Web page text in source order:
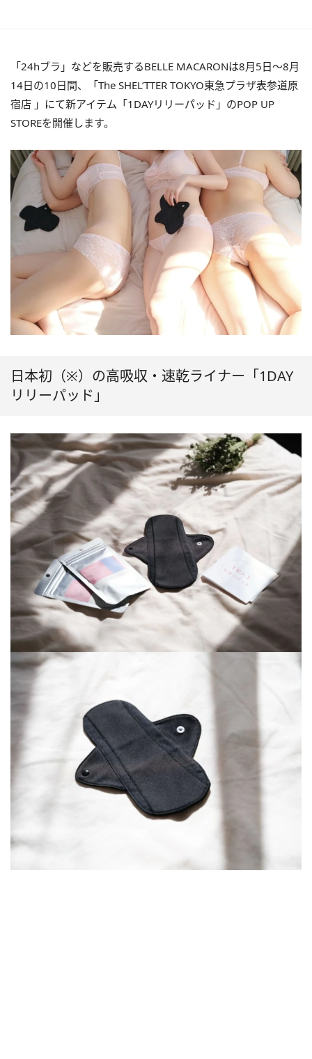
「24hブラ」などを販売するBELLE MACARONは8月5日～8月
14日の10日間、「The SHEL’TTER TOKYO東急プラザ表参道原
宿店 」にて新アイテム「1DAYリリーパッド」のPOP UP
STOREを開催します。
日本初（※）の高吸収・速乾ライナー「1DAY
リリーパッド」